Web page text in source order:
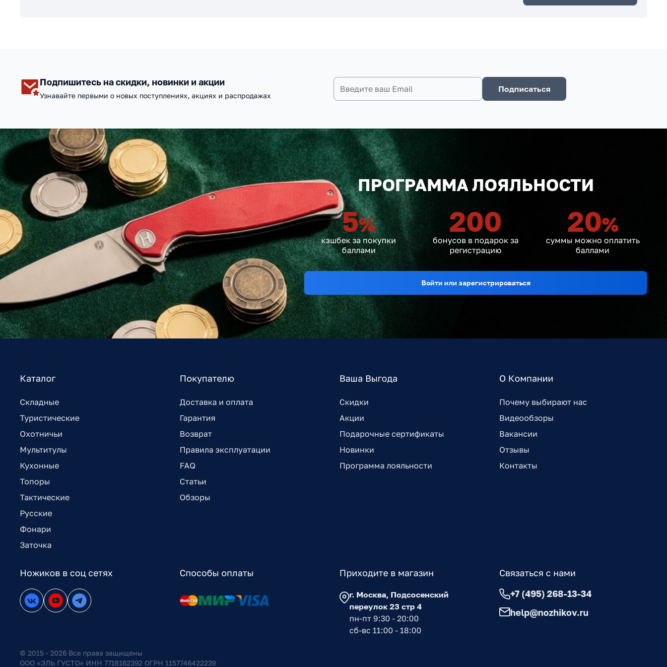
Подпишитесь на скидки, новинки и акции
Узнавайте первыми о новых поступлениях, акциях и распродажах
Подписаться
ПРОГРАММА ЛОЯЛЬНОСТИ
5%
кэшбек за покупки
баллами
200
бонусов в подарок за
регистрацию
20%
суммы можно оплатить
баллами
Войти или зарегистрироваться
Каталог
Складные
Туристические
Охотничьи
Мультитулы
Кухонные
Топоры
Тактические
Русские
Фонари
Заточка
Покупателю
Доставка и оплата
Гарантия
Возврат
Правила эксплуатации
FAQ
Статьи
Обзоры
Ваша Выгода
Скидки
Акции
Подарочные сертификаты
Новинки
Программа лояльности
О Компании
Почему выбирают нас
Видеообзоры
Вакансии
Отзывы
Контакты
Ножиков в соц сетях Способы оплаты Приходите в магазин
г. Москва, Подсосенский
переулок 23 стр 4
пн-пт 9:30 - 20:00
сб-вс 11:00 - 18:00
Связаться с нами
+7 (495) 268-13-34
help@nozhikov.ru
© 2015 - 2026 Все права защищены
ООО «ЭЛЬ ГУСТО» ИНН 7718162392 ОГРН 1157746422239